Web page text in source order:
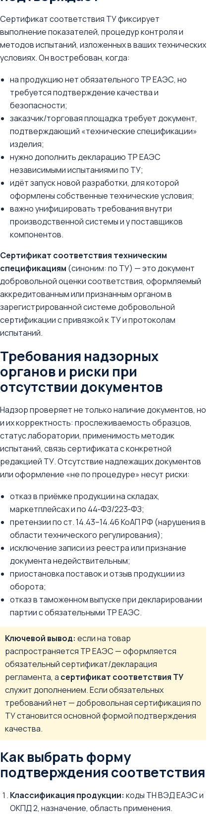
Сертификат соответствия ТУ фиксирует
выполнение показателей, процедур контроля и
методов испытаний, изложенных в ваших технических
условиях. Он востребован, когда:
на продукцию нет обязательного ТР ЕАЭС, но
требуется подтверждение качества и
безопасности;
заказчик/торговая площадка требует документ,
подтверждающий «технические спецификации»
изделия;
нужно дополнить декларацию ТР ЕАЭС
независимыми испытаниями по ТУ;
идёт запуск новой разработки, для которой
оформлены собственные технические условия;
важно унифицировать требования внутри
производственной системы и у поставщиков
компонентов.
Сертификат соответствия техническим
спецификациям (синоним: по ТУ) — это документ
добровольной оценки соответствия, оформляемый
аккредитованным или признанным органом в
зарегистрированной системе добровольной
сертификации с привязкой к ТУ и протоколам
испытаний.
Требования надзорных
органов и риски при
отсутствии документов
Надзор проверяет не только наличие документов, но
и их корректность: прослеживаемость образцов,
статус лаборатории, применимость методик
испытаний, связь сертификата с конкретной
редакцией ТУ. Отсутствие надлежащих документов
или оформление «не по процедуре» несут риски:
отказ в приёмке продукции на складах,
маркетплейсах и по 44‑ФЗ/223‑ФЗ;
претензии по ст. 14.43–14.46 КоАП РФ (нарушения в
области технического регулирования);
исключение записи из реестра или признание
документа недействительным;
приостановка поставок и отзыв продукции из
оборота;
отказ в таможенном выпуске при декларировании
партии с обязательными ТР ЕАЭС.
Ключевой вывод: если на товар
распространяется ТР ЕАЭС — оформляется
обязательный сертификат/декларация
регламента, а сертификат соответствия ТУ
служит дополнением. Если обязательных
требований нет — добровольная сертификация по
ТУ становится основной формой подтверждения
качества.
Как выбрать форму
подтверждения соответствия
Классификация продукции: коды ТН ВЭД ЕАЭС и
ОКПД 2, назначение, область применения.